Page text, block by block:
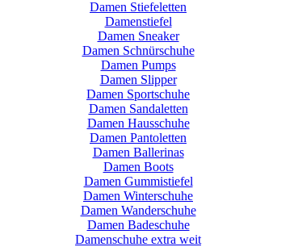
Damen Stiefeletten
Damenstiefel
Damen Sneaker
Damen Schnürschuhe
Damen Pumps
Damen Slipper
Damen Sportschuhe
Damen Sandaletten
Damen Hausschuhe
Damen Pantoletten
Damen Ballerinas
Damen Boots
Damen Gummistiefel
Damen Winterschuhe
Damen Wanderschuhe
Damen Badeschuhe
Damenschuhe extra weit